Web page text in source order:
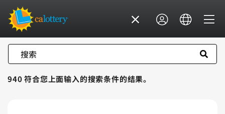
940 符合您上面输入的搜索条件的结果。